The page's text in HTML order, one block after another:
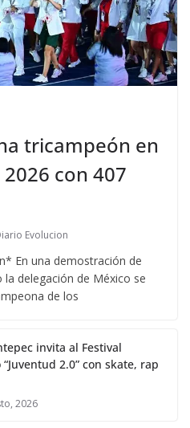
tricampeón en
con 407
Evolucion
En una demostración de
delegación de México se
de los
invita al Festival
2.0” con skate, rap
2026